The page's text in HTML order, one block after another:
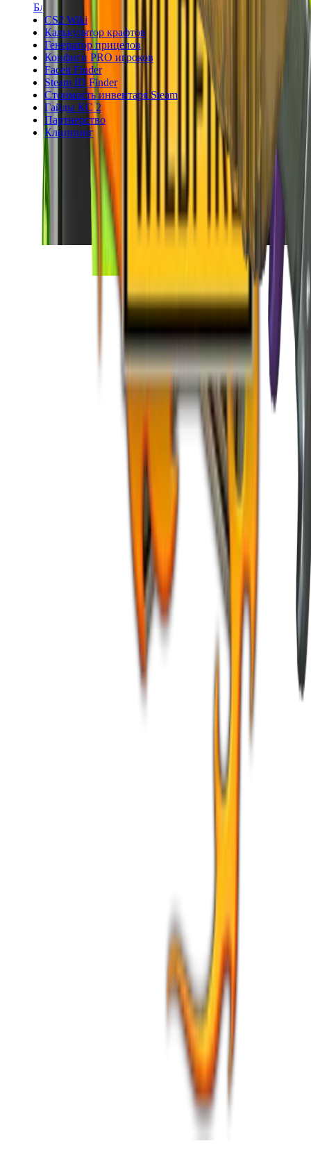
Блог
CS2 Wiki
Калькулятор крафтов
Генератор прицелов
Конфиги PRO игроков
Faceit Finder
Steam ID Finder
Стоимость инвентаря Steam
Гайды КС 2
Партнерство
Клиппинг